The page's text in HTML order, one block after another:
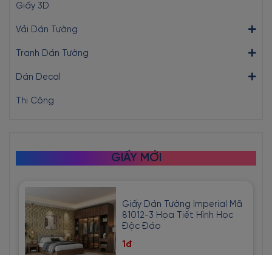
Giấy 3D
Vải Dán Tường
Tranh Dán Tường
Dán Decal
Thi Công
GIẤY MỚI
Giấy Dán Tường Imperial Mã
81012-3 Họa Tiết Hình Học
Độc Đáo
1đ